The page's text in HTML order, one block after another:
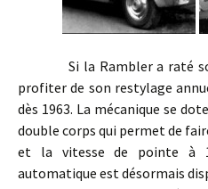
Si la Rambler a raté son
profiter de son restylage
dès 1963. La mécanique se
double corps qui permet de
et la vitesse de pointe à
automatique est désormais